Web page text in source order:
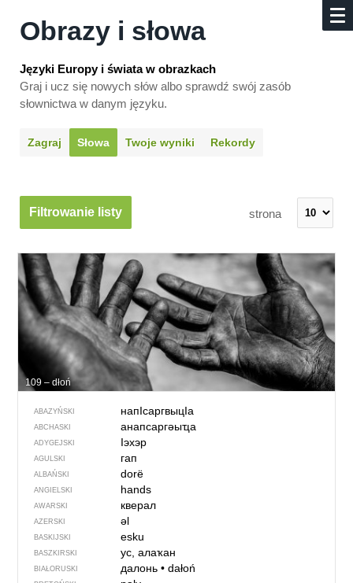
Obrazy i słowa
Języki Europy i świata w obrazkach
Graj i ucz się nowych słów albo sprawdź swój zasób
słownictwa w danym języku.
Zagraj Słowa Twoje wyniki Rekordy
Filtrowanie listy strona
109 – dłoń
ABAZYŃSKI напIсаргвыцIа
ABCHASKI анапсаргәыҵа
ADYGEJSKI Iэхэр
AGULSKI гап
ALBAŃSKI dorë
ANGIELSKI hands
AWARSKI кверал
AZERSKI əl
BASKIJSKI esku
BASZKIRSKI ус, алаҡан
BIAŁORUSKI далонь• dałoń